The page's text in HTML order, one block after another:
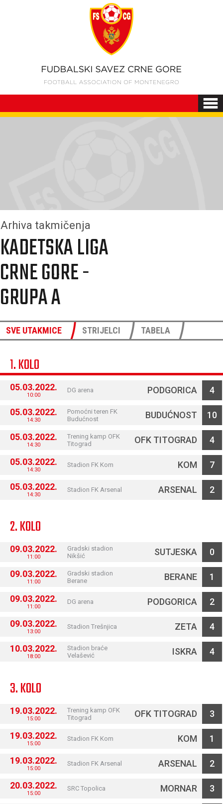
Arhiva takmičenja
KADETSKA LIGA
CRNE GORE -
GRUPA A
SVE UTAKMICE STRIJELCI TABELA
1. KOLO
05.03.2022.
10:00
DG arena PODGORICA 4
05.03.2022.
14:30
Pomoćni teren FK
Budućnost
BUDUĆNOST 10
05.03.2022.
14:30
Trening kamp OFK
Titograd
OFK TITOGRAD 4
05.03.2022.
14:30
Stadion FK Kom KOM 7
05.03.2022.
14:30
Stadion FK Arsenal ARSENAL 2
2. KOLO
09.03.2022.
11:00
Gradski stadion
Nikšić
SUTJESKA 0
09.03.2022.
11:00
Gradski stadion
Berane
BERANE 1
09.03.2022.
11:00
DG arena PODGORICA 2
09.03.2022.
13:00
Stadion Trešnjica ZETA 4
10.03.2022.
18:00
Stadion braće
Velašević
ISKRA 4
3. KOLO
19.03.2022.
15:00
Trening kamp OFK
Titograd
OFK TITOGRAD 3
19.03.2022.
15:00
Stadion FK Kom KOM 1
19.03.2022.
15:00
Stadion FK Arsenal ARSENAL 2
20.03.2022.
15:00
SRC Topolica MORNAR 3